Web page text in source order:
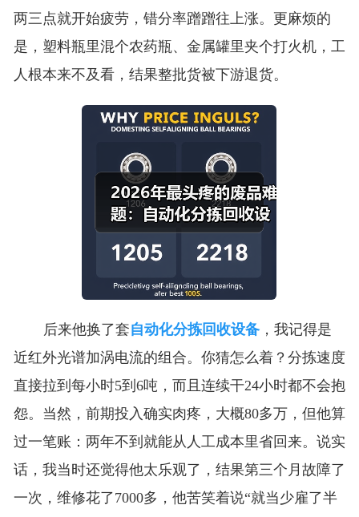
两三点就开始疲劳，错分率蹭蹭往上涨。更麻烦的
是，塑料瓶里混个农药瓶、金属罐里夹个打火机，工
人根本来不及看，结果整批货被下游退货。
后来他换了套自动化分拣回收设备，我记得是
近红外光谱加涡电流的组合。你猜怎么着？分拣速度
直接拉到每小时5到6吨，而且连续干24小时都不会抱
怨。当然，前期投入确实肉疼，大概80多万，但他算
过一笔账：两年不到就能从人工成本里省回来。说实
话，我当时还觉得他太乐观了，结果第三个月故障了
一次，维修花了7000多，他苦笑着说“就当少雇了半